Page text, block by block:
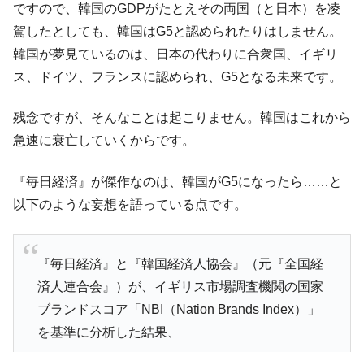
ですので、韓国のGDPがたとえその両国（と日本）を凌
駕したとしても、韓国はG5と認められたりはしません。
韓国が夢見ているのは、日本の代わりに合衆国、イギリ
ス、ドイツ、フランスに認められ、G5となる未来です。
残念ですが、そんなことは起こりません。韓国はこれから
急速に衰亡していくからです。
『毎日経済』が傑作なのは、韓国がG5になったら……と
以下のような妄想を語っている点です。
『毎日経済』と『韓国経済人協会』（元『全国経
済人連合会』）が、イギリス市場調査機関の国家
ブランドスコア「NBI（Nation Brands Index）」
を基準に分析した結果、